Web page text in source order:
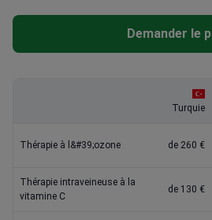
Demander le
Turquie
Thérapie à l&#39;ozone de 260 €
Thérapie intraveineuse à la
vitamine C
de 130 €